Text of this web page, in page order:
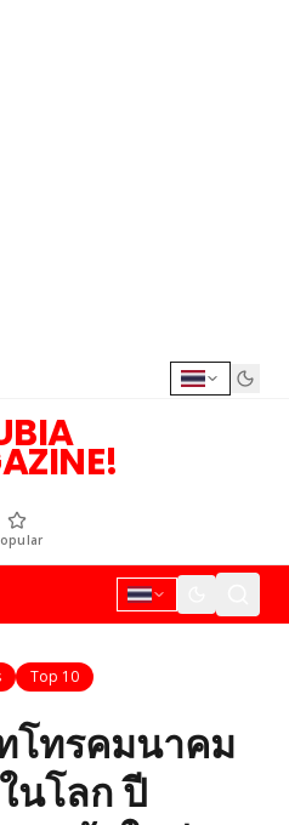
Top 10
โทรคมนาคม
นโลก ปี